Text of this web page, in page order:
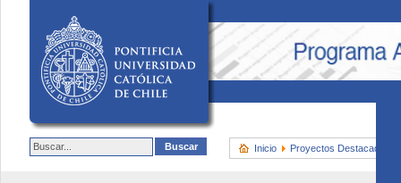
Inicio Proyectos Destacados